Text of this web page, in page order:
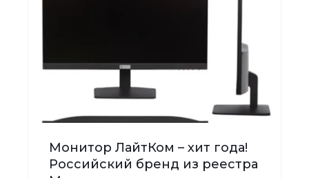
Монитор ЛайтКом – хит года!
Российский бренд из реестра